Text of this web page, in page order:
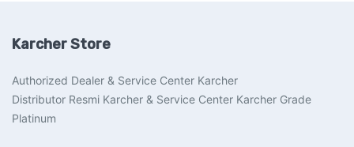
Karcher Store
Authorized Dealer & Service Center Karcher
Distributor Resmi Karcher & Service Center Karcher Grade
Platinum